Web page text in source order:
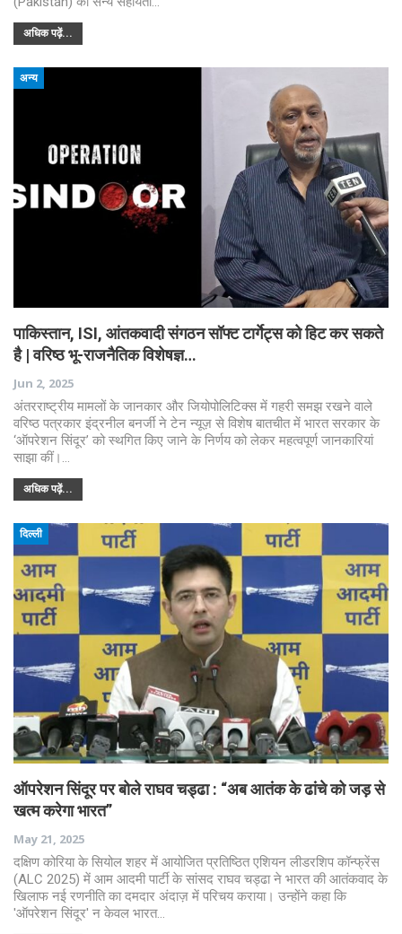
अधिक पढ़ें...
अन्य
पाकिस्तान, ISI, आंतकवादी संगठन सॉफ्ट टार्गेट्स को हिट कर सकते
है | वरिष्ठ भू-राजनैतिक विशेषज्ञ…
Jun 2, 2025
अंतरराष्ट्रीय मामलों के जानकार और जियोपोलिटिक्स में गहरी समझ रखने वाले
वरिष्ठ पत्रकार इंद्रनील बनर्जी ने टेन न्यूज़ से विशेष बातचीत में भारत सरकार के
‘ऑपरेशन सिंदूर’ को स्थगित किए जाने के निर्णय को लेकर महत्वपूर्ण जानकारियां
साझा कीं।…
अधिक पढ़ें...
दिल्ली
ऑपरेशन सिंदूर पर बोले राघव चड्ढा : “अब आतंक के ढांचे को जड़ से
खत्म करेगा भारत”
May 21, 2025
दक्षिण कोरिया के सियोल शहर में आयोजित प्रतिष्ठित एशियन लीडरशिप कॉन्फ्रेंस
(ALC 2025) में आम आदमी पार्टी के सांसद राघव चड्ढा ने भारत की आतंकवाद के
खिलाफ नई रणनीति का दमदार अंदाज़ में परिचय कराया। उन्होंने कहा कि
'ऑपरेशन सिंदूर' न केवल भारत…